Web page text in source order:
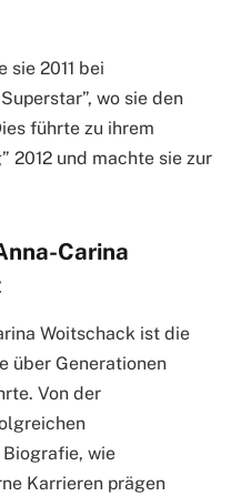
sie 2011 bei
wo sie den
führte zu ihrem
2012 und machte sie zur
Carina
Woitschack ist die
über Generationen
Von der
wie
Karrieren prägen